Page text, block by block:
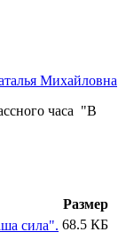
Михайловна
часа "В
Размер
сила". 68.5 КБ